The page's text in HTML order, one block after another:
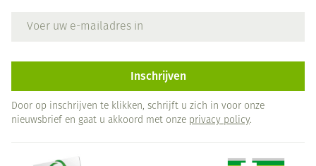
Inschrijven
Door op inschrijven te klikken, schrijft u zich in voor onze
nieuwsbrief en gaat u akkoord met onze privacy policy.